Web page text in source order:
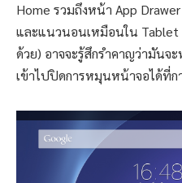
Home รวมถึงหน้า App
และแนวนอนเหมือนใน Tablet
ด้วย) อาจจะรู้สึกรำคาญว่ามัน
เข้าไปปิดการหมุนหน้าจอได้ที่ก